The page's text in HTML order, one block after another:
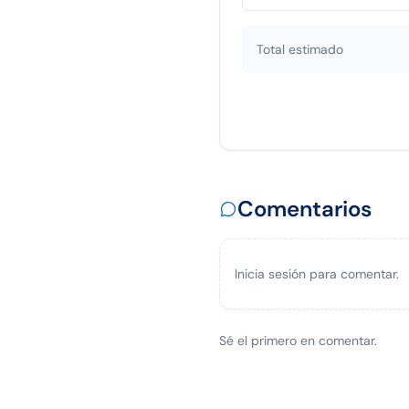
Total estimado
Comentarios
Inicia sesión para comentar.
Sé el primero en comentar.